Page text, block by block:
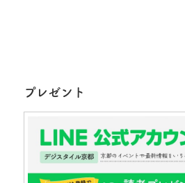
プレゼント